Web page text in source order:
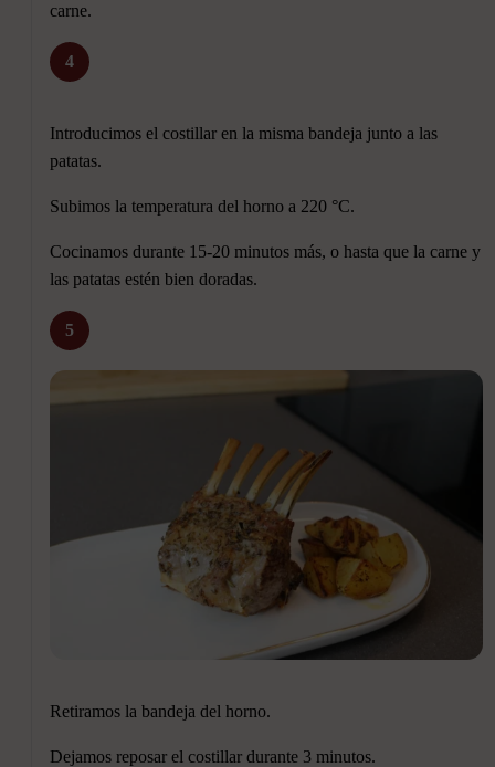
carne.
4
Introducimos el costillar en la misma bandeja junto a las
patatas.
Subimos la temperatura del horno a 220 °C.
Cocinamos durante 15-20 minutos más, o hasta que la carne y
las patatas estén bien doradas.
5
Retiramos la bandeja del horno.
Dejamos reposar el costillar durante 3 minutos.